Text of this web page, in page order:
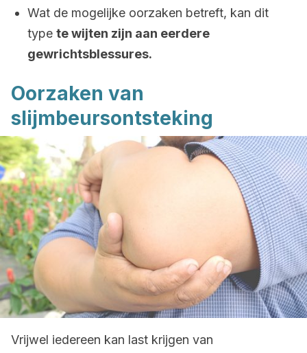
Wat de mogelijke oorzaken betreft, kan dit
type te wijten zijn aan eerdere
gewrichtsblessures.
Oorzaken van
slijmbeursontsteking
Vrijwel iedereen kan last krijgen van